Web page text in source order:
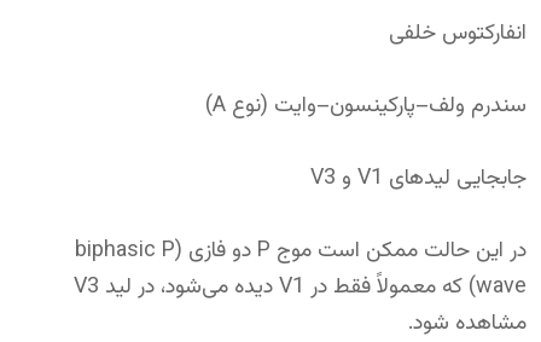
انفارکتوس خلفی
سندرم ولف–پارکینسون–وایت (نوع A)
جابجایی لیدهای V1 و V3
در این حالت ممکن است موج P دو فازی (biphasic P
wave) که معمولاً فقط در V1 دیده می‌شود، در لید V3
مشاهده شود.